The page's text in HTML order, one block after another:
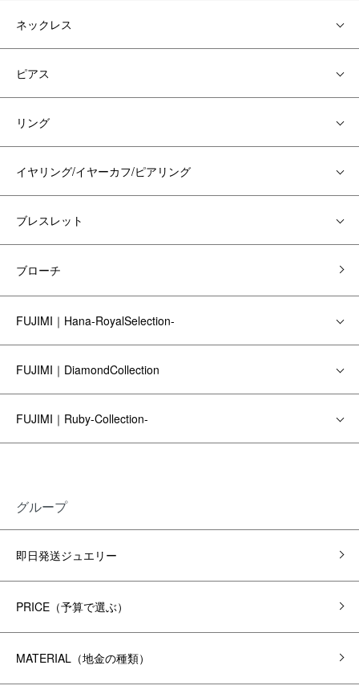
ネックレス
ピアス
リング
イヤリング/イヤーカフ/ピアリング
ブレスレット
ブローチ
FUJIMI｜Hana-RoyalSelection-
FUJIMI｜DiamondCollection
FUJIMI｜Ruby-Collection-
グループ
即日発送ジュエリー
PRICE（予算で選ぶ）
MATERIAL（地金の種類）